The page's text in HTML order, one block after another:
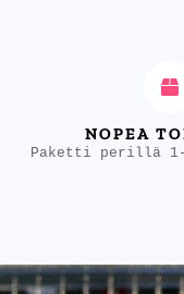
NOPEA
Paketti perillä 1-